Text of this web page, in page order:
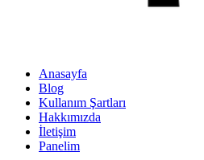
Anasayfa
Blog
Kullanım Şartları
Hakkımızda
İletişim
Panelim